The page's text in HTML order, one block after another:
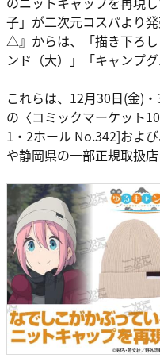
子」が二次元コスパより
△』からは、「描き下ろ
ンド（大）」「キャンプ
これらは、12月30日(金)
の〈コミックマーケット
1・2ホール No.342]およ
や静岡県の一部正規取扱